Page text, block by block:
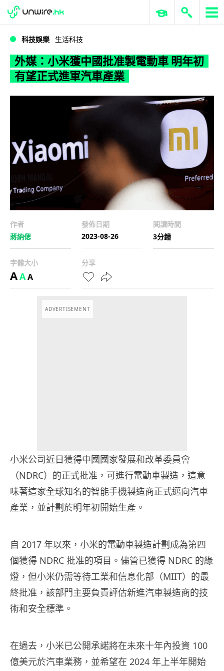
WWDC 2026 ERP 與商業 AI
科技娛樂 生活科技
外媒：小米獲中國批准製電動車 明年初
有望正式進軍汽車產業
作者
蔣納偲
發佈日期
2023-08-26
閱讀時間
3分鐘
字體大小
AAA
分享
ADVERTISEMENT
小米公司近日獲得中國國家發展和改革委員會
（NDRC）的正式批准，可進行電動車製造，這意
味著這家全球知名的智能手機製造商正式邁向汽車
產業，並計劃於明年初開始生產。
自 2017 年以來，小米的電動車製造計劃成為第四
個獲得 NDRC 批准的項目。儘管已獲得 NDRC 的綠
燈，但小米仍需等待工業和信息化部（MIIT）的最
終批准，該部門主要負責評估新進汽車製造商的技
術和安全標準。
在過去，小米已公開承諾將在未來十年內投資 100
億美元於汽車業務，並希望在 2024 年上半年開始